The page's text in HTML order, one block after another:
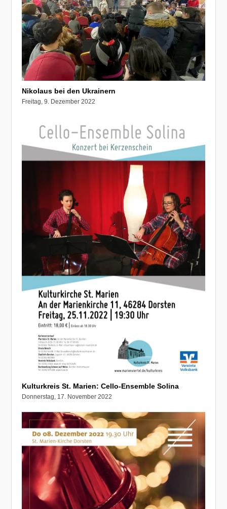
Nikolaus bei den Ukrainern
Freitag, 9. Dezember 2022
Kulturkreis St. Marien: Cello-Ensemble Solina
Donnerstag, 17. November 2022